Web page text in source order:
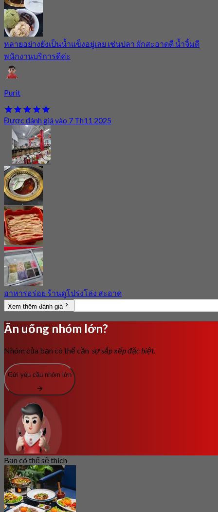
หลายอย่างยังเป็นน้ำแข็งอยู่เลย เช่นปลา ผักสะอาดดี น้ำจิ้มดี
พนักงานบริการดีค่ะ
Purit
Được đánh giá vào 7 Th11 2025
อาหารอร่อย ร้านดูโปร่งโล่ง สะอาด
Xem thêm đánh giá
Ăn uống nhóm lớn?
Nhóm của bạn có thể cần sự sắp xếp đặc biệt.
Gửi yêu cầu nhóm lớn
Bạn có thể sẽ thích